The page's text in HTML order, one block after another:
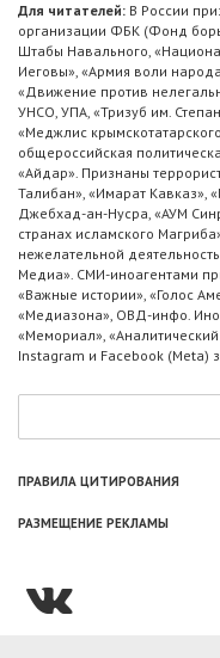
Для читателей: В России
организации ФБК (Фонд
Штабы Навального,
Иеговы», «Армия воли
«Движение против
УНСО, УПА, «Тризуб им.
«Меджлис
общероссийская
«Айдар». Признаны
Талибан», «Имарат Кавказ»,
Джебхад-ан-Нусра, «АУМ
странах исламского
нежелательной
Медиа». СМИ-иноагентами
«Важные истории», «Голос
«Медиазона», ОВД-инфо.
«Мемориал»,
Instagram и Facebook (Metа)
ПРАВИЛА ЦИТИРОВАНИЯ
РАЗМЕЩЕНИЕ РЕКЛАМЫ